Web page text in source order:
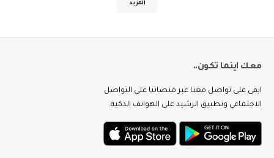
المزيد
معك اينما تكون..
ابقى على تواصل معنا عبر منصاتنا على التواصل
الاجتماعي وتطبيق الرشيد على الهواتف الذكية.